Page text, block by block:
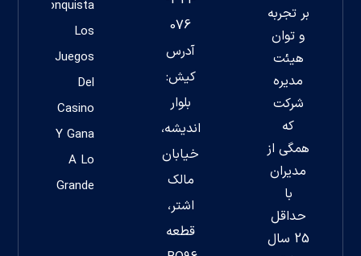
بر تجربه
و توان
هیئت
مدیره
شرکت
که
همگی از
مدیران
با
حداقل
25 سال
076
آدرس
کیش:
بلوار
اندیشه،
خیابان
مالک
اشتر،
قطعه
Conquista
Los
Juegos
Del
Casino
Y Gana
A Lo
Grande